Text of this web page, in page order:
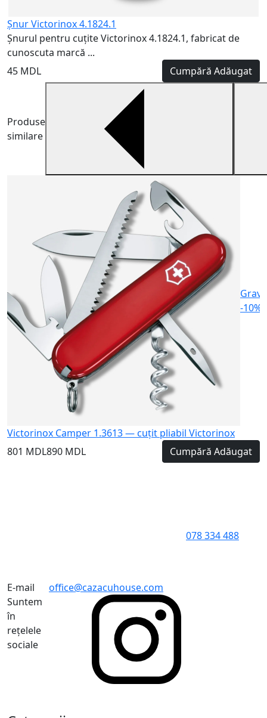
Şnur Victorinox 4.1824.1
Șnurul pentru cuțite Victorinox 4.1824.1, fabricat de
cunoscuta marcă ...
45 MDL
Cumpără Adăugat
Produse
similare
-10%
Victorinox Camper 1.3613 — cuțit pliabil Victorinox
801 MDL890 MDL Cumpără Adăugat
078 334 488
E-mail
office@cazacuhouse.com
Suntem
în
rețelele
sociale